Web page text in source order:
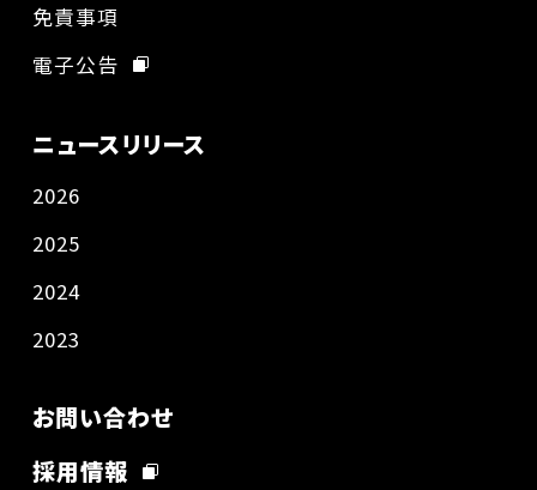
免責事項
電子公告
ニュースリリース
2026
2025
2024
2023
お問い合わせ
採用情報